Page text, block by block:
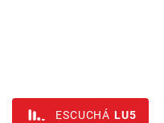
ESCUCHÁ LU5